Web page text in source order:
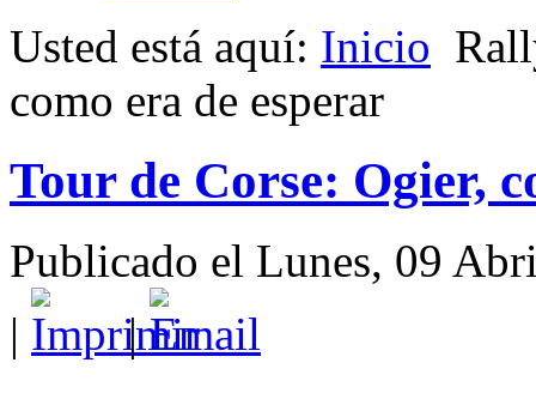
Usted está aquí: Inicio
como era de esperar
Tour de Corse: Ogier,
Publicado el Lunes, 09
|
|